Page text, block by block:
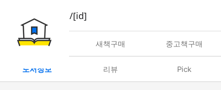
book/rent/[id]
대여 새책구매 중고책구매
도서정보 리뷰 Pick